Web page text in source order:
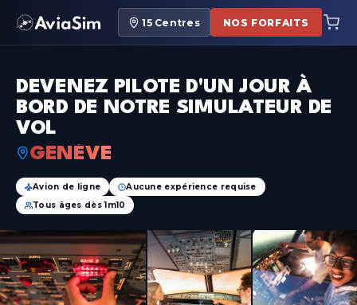
15Centres NOS FORFAITS
DEVENEZ PILOTE D'UN JOUR À
BORD DE NOTRE SIMULATEUR DE
VOL
GENÈVE
Avion de ligne
Aucune expérience requise
Tous âges dès 1m10